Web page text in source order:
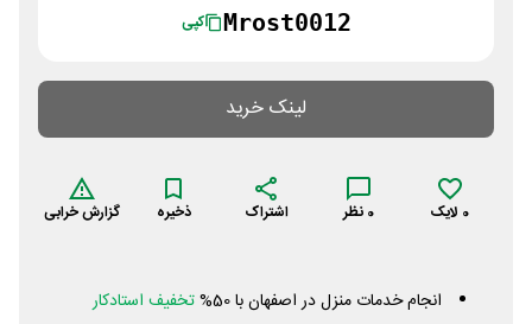
Mrost0012 کپی
لینک خرید
0 لایک 0 نظر اشتراک ذخیره گزارش خرابی
انجام خدمات منزل در اصفهان با 50%
تخفیف استادکار